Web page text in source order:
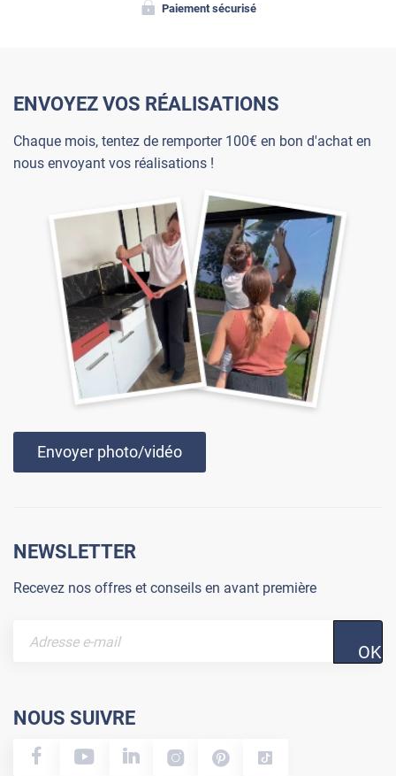
Paiement sécurisé
ENVOYEZ VOS RÉALISATIONS
Chaque mois, tentez de remporter 100€ en bon d'achat en
nous envoyant vos réalisations !
Envoyer photo/vidéo
NEWSLETTER
Recevez nos offres et conseils en avant première
OK
NOUS SUIVRE